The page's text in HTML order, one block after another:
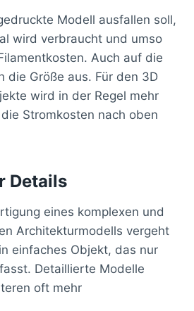
Modell ausfallen soll,
wird verbraucht und umso
Auch auf die
die Größe aus. Für den 3D
wird in der Regel mehr
Stromkosten nach oben
Details
eines komplexen und
Architekturmodells vergeht
einfaches Objekt, das nur
Detaillierte Modelle
oft mehr